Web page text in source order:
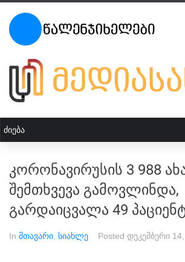
კორონავირუსის 3 988
შემთხვევა გამოვლინდა,
გარდაიცვალა 49
In მთავარი სიახლე Posted დეკემბერი